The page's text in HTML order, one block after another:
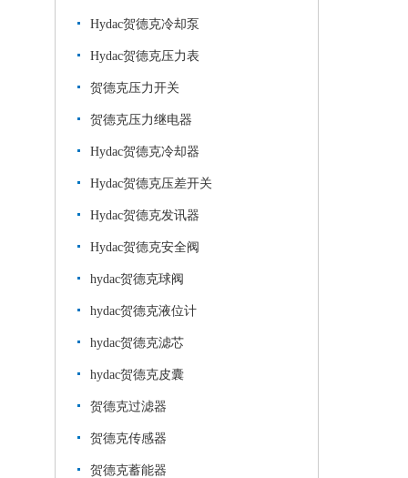
Hydac贺德克冷却泵
Hydac贺德克压力表
贺德克压力开关
贺德克压力继电器
Hydac贺德克冷却器
Hydac贺德克压差开关
Hydac贺德克发讯器
Hydac贺德克安全阀
hydac贺德克球阀
hydac贺德克液位计
hydac贺德克滤芯
hydac贺德克皮囊
贺德克过滤器
贺德克传感器
贺德克蓄能器